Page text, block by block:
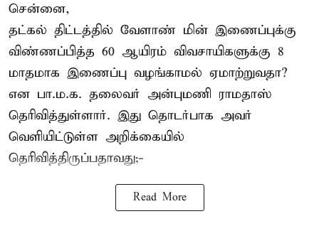
சென்னை,
தட்கல் திட்டத்தில் வேளாண் மின் இணைப்புக்கு
விண்ணப்பித்த 60 ஆயிரம் விவசாயிகளுக்கு 8
மாதமாக இணைப்பு வழங்காமல் ஏமாற்றுவதா?
என பா.ம.க. தலைவர் அன்புமணி ராமதாஸ்
தெரிவித்துள்ளார். இது தொடர்பாக அவர்
வெளியிட்டுள்ள அறிக்கையில்
தெரிவித்திருப்பதாவது;-
Read More